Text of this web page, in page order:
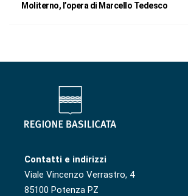
Moliterno, l’opera di Marcello Tedesco
Contatti e indirizzi
Viale Vincenzo Verrastro, 4
85100 Potenza PZ